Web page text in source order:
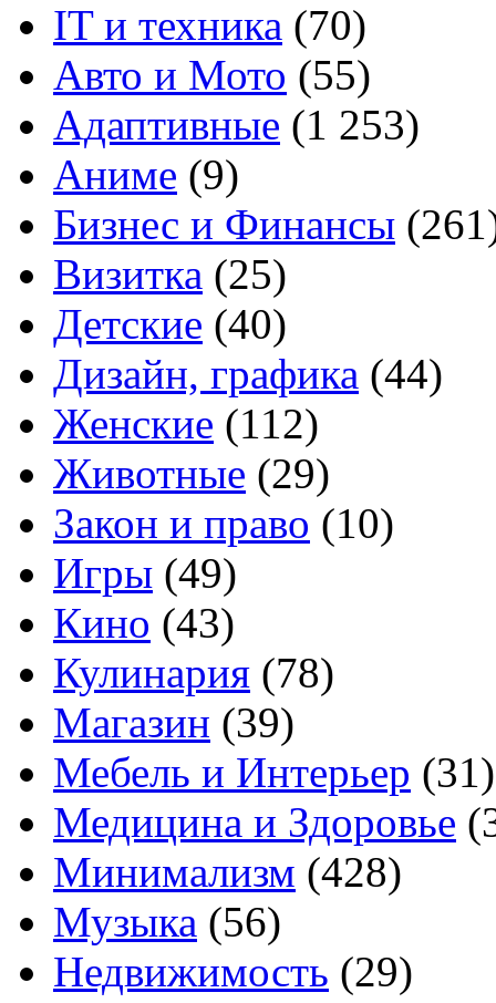
IT и техника (70)
Авто и Мото (55)
Адаптивные (1 253)
Аниме (9)
Бизнес и Финансы
Визитка (25)
Детские (40)
Дизайн, графика (44)
Женские (112)
Животные (29)
Закон и право (10)
Игры (49)
Кино (43)
Кулинария (78)
Магазин (39)
Мебель и Интерьер (31)
Медицина и Здоровье
Минимализм (428)
Музыка (56)
Недвижимость (29)